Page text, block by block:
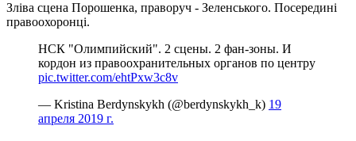
Зліва сцена Порошенка, праворуч - Зеленського. Посередині
правоохоронці.
НСК "Олимпийский". 2 сцены. 2 фан-зоны. И
кордон из правоохранительных органов по центру
pic.twitter.com/ehtPxw3c8v
— Kristina Berdynskykh (@berdynskykh_k) 19
апреля 2019 г.